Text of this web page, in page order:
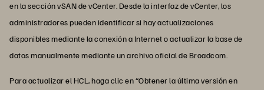
en la sección vSAN de vCenter. Desde la interfaz de vCenter, los
administradores pueden identificar si hay actualizaciones
disponibles mediante la conexión a Internet o actualizar la base de
datos manualmente mediante un archivo oficial de Broadcom.
Para actualizar el HCL, haga clic en “Obtener la última versión en